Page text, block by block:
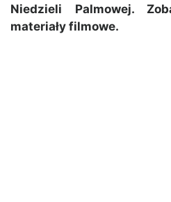
Niedzieli Palmowej.
materiały filmowe.